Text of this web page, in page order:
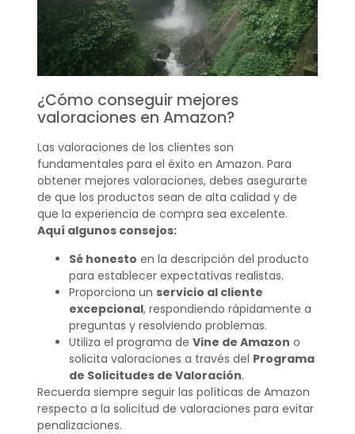
¿Cómo conseguir mejores
valoraciones en Amazon?
Las valoraciones de los clientes son
fundamentales para el éxito en Amazon. Para
obtener mejores valoraciones, debes asegurarte
de que los productos sean de alta calidad y de
que la experiencia de compra sea excelente.
Aquí algunos consejos:
Sé honesto en la descripción del producto
para establecer expectativas realistas.
Proporciona un servicio al cliente
excepcional, respondiendo rápidamente a
preguntas y resolviendo problemas.
Utiliza el programa de Vine de Amazon o
solicita valoraciones a través del Programa
de Solicitudes de Valoración.
Recuerda siempre seguir las políticas de Amazon
respecto a la solicitud de valoraciones para evitar
penalizaciones.